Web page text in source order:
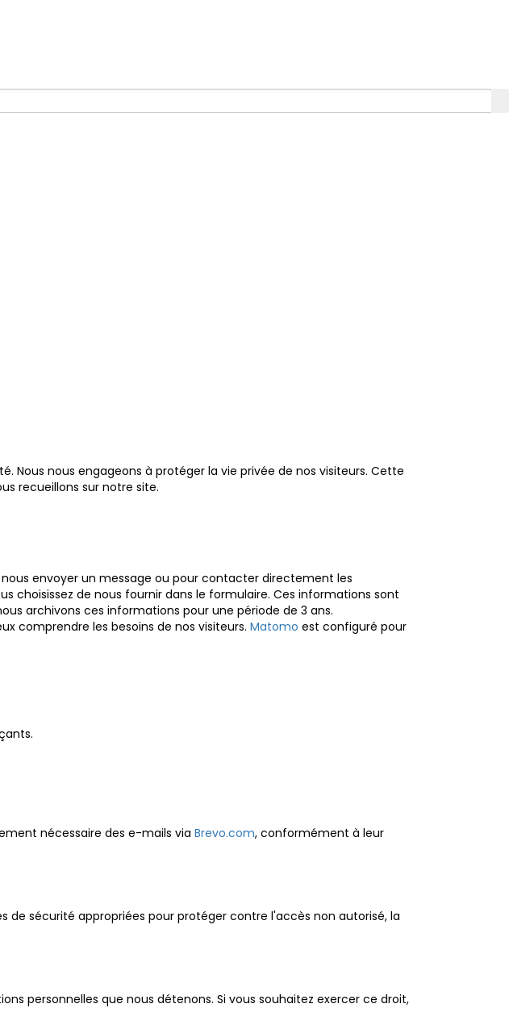
Nous nous engageons à protéger la vie privée de nos visiteurs. Cette
recueillons sur notre site.
envoyer un message ou pour contacter directement les
de nous fournir dans le formulaire. Ces informations sont
archivons ces informations pour une période de 3 ans.
comprendre les besoins de nos visiteurs. Matomo est configuré pour
nécessaire des e-mails via Brevo.com, conformément à leur
sécurité appropriées pour protéger contre l'accès non autorisé, la
personnelles que nous détenons. Si vous souhaitez exercer ce droit,